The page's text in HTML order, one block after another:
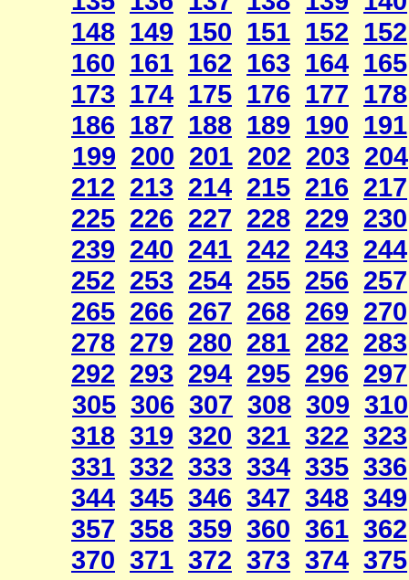
148 149 150 151 152 152
160 161 162 163 164 165
173 174 175 176 177 178
186 187 188 189 190 191
199 200 201 202 203 204
212 213 214 215 216 217
225 226 227 228 229 230
239 240 241 242 243 244
252 253 254 255 256 257
265 266 267 268 269 270
278 279 280 281 282 283
292 293 294 295 296 297
305 306 307 308 309 310
318 319 320 321 322 323
331 332 333 334 335 336
344 345 346 347 348 349
357 358 359 360 361 362
370 371 372 373 374 375